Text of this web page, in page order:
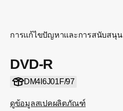
การแก้ไขปัญหาและการสนับสนุน
DVD-R
DM4I6J01F/97
ดูข้อมูลสเปคผลิตภัณฑ์